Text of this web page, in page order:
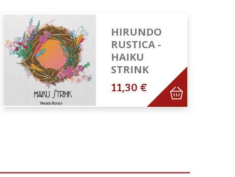
HIRUNDO
RUSTICA -
HAIKU
STRINK
11,30 €